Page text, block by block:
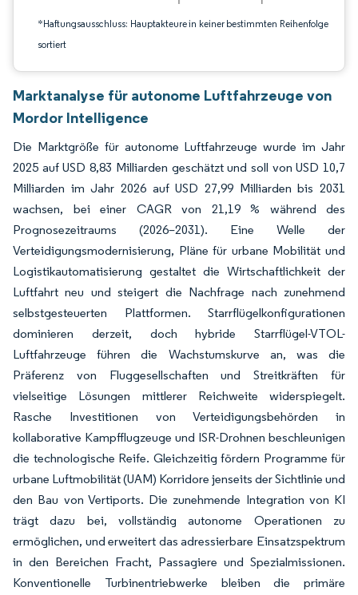
*Haftungsausschluss: Hauptakteure in keiner bestimmten Reihenfolge
sortiert
Marktanalyse für autonome Luftfahrzeuge von
Mordor Intelligence
Die Marktgröße für autonome Luftfahrzeuge wurde im Jahr
2025 auf USD 8,83 Milliarden geschätzt und soll von USD 10,7
Milliarden im Jahr 2026 auf USD 27,99 Milliarden bis 2031
wachsen, bei einer CAGR von 21,19 % während des
Prognosezeitraums (2026–2031). Eine Welle der
Verteidigungsmodernisierung, Pläne für urbane Mobilität und
Logistikautomatisierung gestaltet die Wirtschaftlichkeit der
Luftfahrt neu und steigert die Nachfrage nach zunehmend
selbstgesteuerten Plattformen. Starrflügelkonfigurationen
dominieren derzeit, doch hybride Starrflügel-VTOL-
Luftfahrzeuge führen die Wachstumskurve an, was die
Präferenz von Fluggesellschaften und Streitkräften für
vielseitige Lösungen mittlerer Reichweite widerspiegelt.
Rasche Investitionen von Verteidigungsbehörden in
kollaborative Kampfflugzeuge und ISR-Drohnen beschleunigen
die technologische Reife. Gleichzeitig fördern Programme für
urbane Luftmobilität (UAM) Korridore jenseits der Sichtlinie und
den Bau von Vertiports. Die zunehmende Integration von KI
trägt dazu bei, vollständig autonome Operationen zu
ermöglichen, und erweitert das adressierbare Einsatzspektrum
in den Bereichen Fracht, Passagiere und Spezialmissionen.
Konventionelle Turbinentriebwerke bleiben die primäre